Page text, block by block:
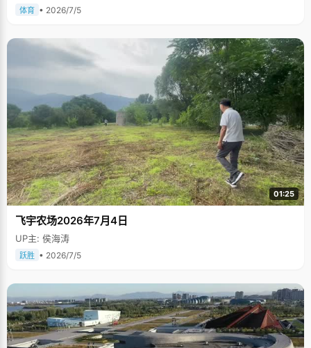
体育 • 2026/7/5
01:25
飞宇农场2026年7月4日
UP主: 侯海涛
跃胜 • 2026/7/5